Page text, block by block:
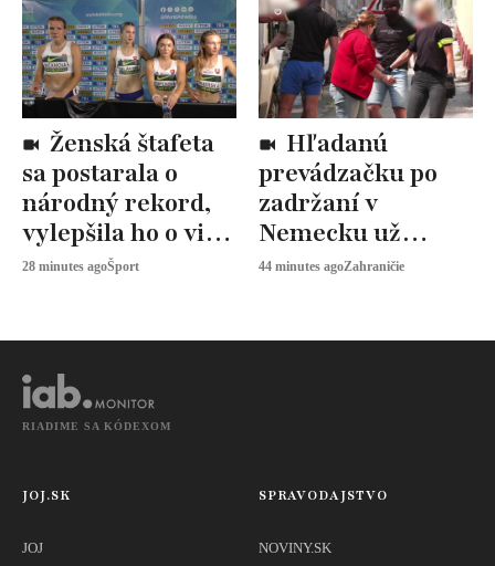
sa postarala o
národný rekord,
vylepšila ho o viac
ako štyri sekundy
28 minutes agoŠport
prevádzačku po
zadržaní v
Nemecku už
previezli späť na
44 minutes agoZahraničie
RIADIME SA KÓDEXOM
JOJ.SK
JOJ
SPRAVODAJSTVO
NOVINY.SK